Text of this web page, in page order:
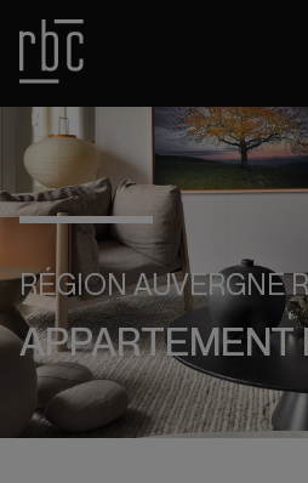
RÉGION AUVERGNE
APPARTEMENT